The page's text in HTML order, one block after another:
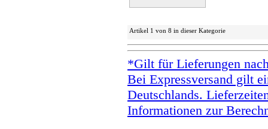
Artikel 1 von 8 in dieser Kategorie
*Gilt für Lieferungen
Bei Expressversand gilt
Deutschlands.
Informationen zur